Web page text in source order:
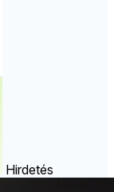
Hirdetés